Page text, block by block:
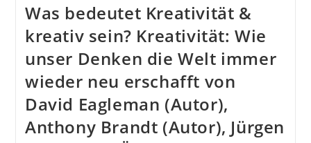
Was bedeutet Kreativität &
kreativ sein? Kreativität: Wie
unser Denken die Welt immer
wieder neu erschafft von
David Eagleman (Autor),
Anthony Brandt (Autor), Jürgen